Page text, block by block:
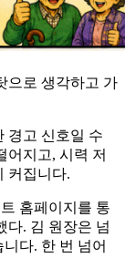
으로 생각하고 가
경고 신호일 수
어지고, 시력 저
커집니다.
홈페이지를 통
다. 김 원장은 넘
다. 한 번 넘어